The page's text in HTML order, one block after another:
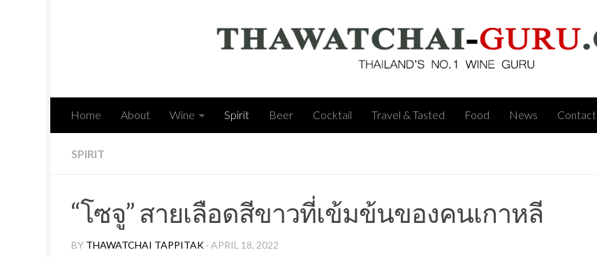
Home About Wine Spirit Beer Cocktail Travel & Tasted Food News Contact
SPIRIT
“โซจู” สายเลือดสีขาวที่เข้มข้นของคนเกาหลี
BY THAWATCHAI TAPPITAK · APRIL 18, 2022